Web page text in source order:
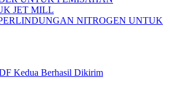
Kedua Berhasil Dikirim